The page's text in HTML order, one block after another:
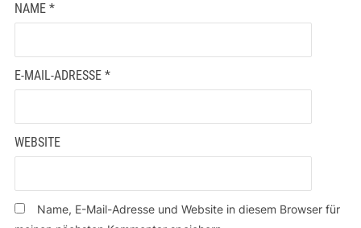
NAME *
E-MAIL-ADRESSE *
WEBSITE
Name, E-Mail-Adresse und Website in diesem Browser für